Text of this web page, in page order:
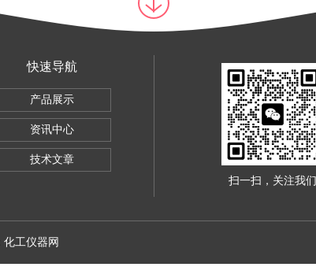
快速导航
产品展示
资讯中心
技术文章
扫一扫，关注我们
化工仪器网